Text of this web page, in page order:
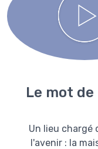
Le mot
Un lieu chargé
l'avenir : la